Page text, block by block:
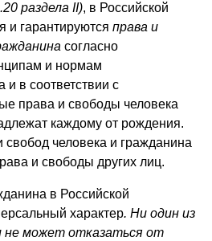
раздела II), в Российской
и гарантируются права и
согласно
и нормам
в соответствии с
права и свободы человека
каждому от рождения.
человека и гражданина
и свободы других лиц.
в Российской
характер. Ни один из
не может отказаться от